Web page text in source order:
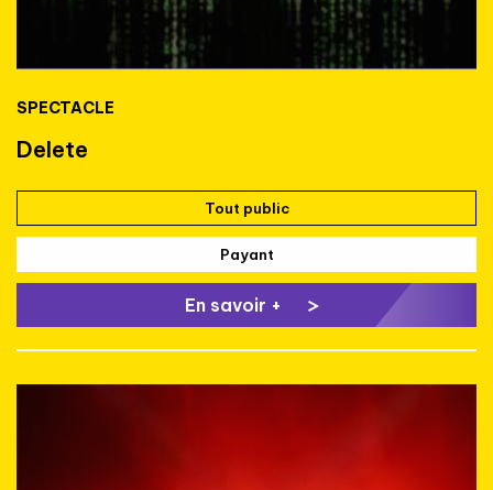
SPECTACLE
Delete
Tout public
Payant
En savoir +